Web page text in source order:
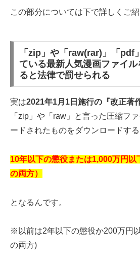
この部分については下で詳しくご紹
「zip」や「raw(rar)」「pdf
ている最新人気漫画ファイ
ると法律で罰せられる
実は2021年1月1日施行の『改正著
「zip」や「raw」と言った圧縮フ
ードされたものをダウンロードする
10年以下の懲役または1,000万円以
の両方）
となるんです。
※以前は2年以下の懲役か200万円
の両方)